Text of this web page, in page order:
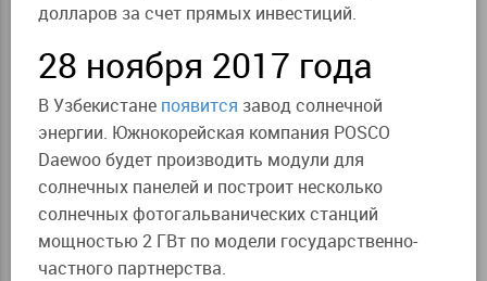
долларов за счет прямых инвестиций.
28 ноября 2017 года
В Узбекистане появится завод солнечной
энергии. Южнокорейская компания POSCO
Daewoo будет производить модули для
солнечных панелей и построит несколько
солнечных фотогальванических станций
мощностью 2 ГВт по модели государственно-
частного партнерства.